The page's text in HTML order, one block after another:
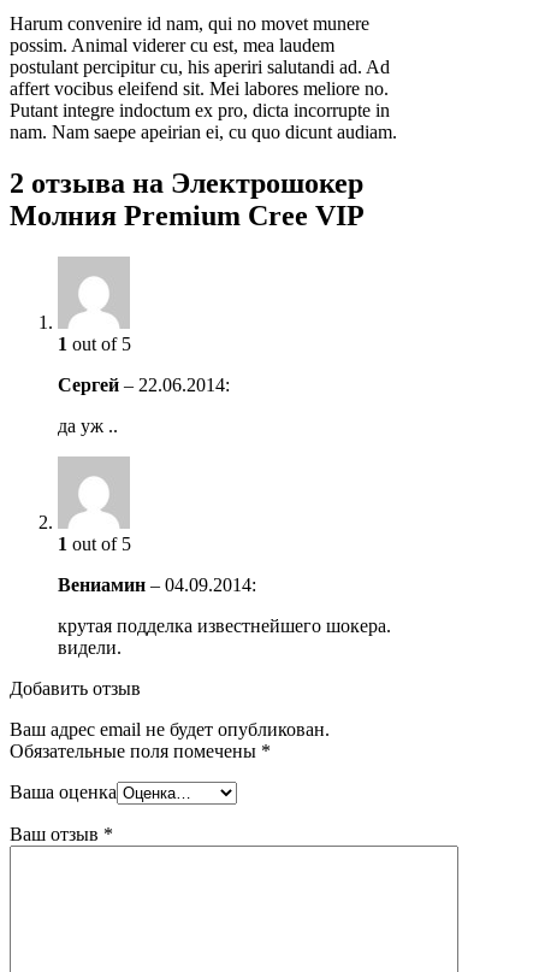
Harum convenire id nam, qui no movet munere
possim. Animal viderer cu est, mea laudem
postulant percipitur cu, his aperiri salutandi ad. Ad
affert vocibus eleifend sit. Mei labores meliore no.
Putant integre indoctum ex pro, dicta incorrupte in
nam. Nam saepe apeirian ei, cu quo dicunt audiam.
2 отзыва на Электрошокер
Молния Premium Cree VIP
1 out of 5
Сергей – 22.06.2014:
да уж ..
1 out of 5
Вениамин – 04.09.2014:
крутая подделка известнейшего шокера.
видели.
Добавить отзыв
Ваш адрес email не будет опубликован.
Обязательные поля помечены *
Ваша оценка
Ваш отзыв *